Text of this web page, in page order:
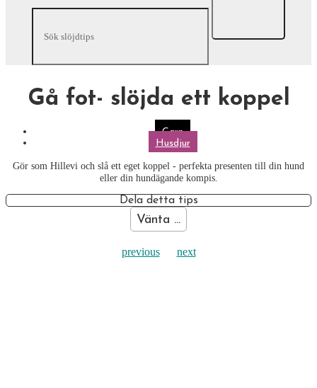
Gå fot- slöjda ett koppel
Garn
Husdjur
Gör som Hillevi och slå ett eget koppel - perfekta presenten till din hund
eller din hundägande kompis.
Dela detta tips
Vänta ...
previous next